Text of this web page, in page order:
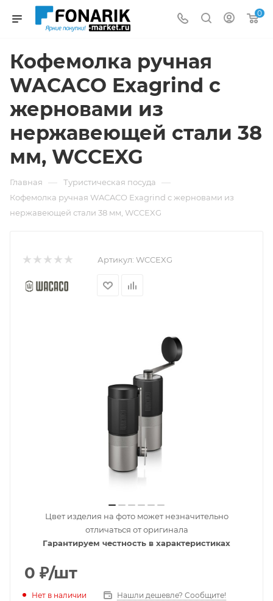
0
Кофемолка ручная
WACACO Exagrind с
жерновами из
нержавеющей стали 38
мм, WCCEXG
Главная — Туристическая посуда —
Кофемолка ручная WACACO Exagrind с жерновами из
нержавеющей стали 38 мм, WCCEXG
Артикул: WCCEXG
Цвет изделия на фото может незначительно
отличаться от оригинала
Гарантируем честность в характеристиках
0 ₽/шт
Нет в наличии
Нашли дешевле? Сообщите!